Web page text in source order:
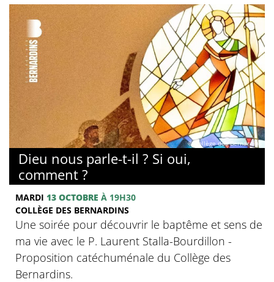
© Collège des Bernardins
Dieu nous parle-t-il ? Si oui,
comment ?
MARDI 13 OCTOBRE À 19H30
COLLÈGE DES BERNARDINS
Une soirée pour découvrir le baptême et sens de
ma vie avec le P. Laurent Stalla-Bourdillon -
Proposition catéchuménale du Collège des
Bernardins.